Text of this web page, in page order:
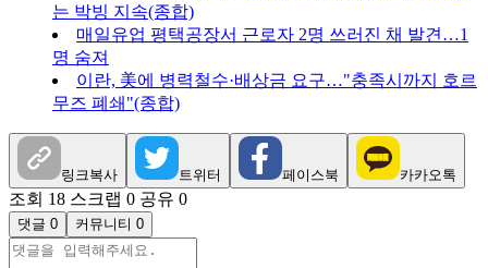
는 박빙 지속(종합)
매일유업 평택공장서 근로자 2명 쓰러진 채 발견…1
명 숨져
이란, 美에 병력철수·배상금 요구…"충족시까지 호르
무즈 폐쇄"(종합)
링크복사 트위터 페이스북 카카오톡
조회 18 스크랩 0 공유 0
댓글 0 커뮤니티 0